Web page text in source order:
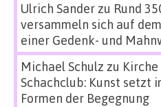
Ulrich Sanderzu Rund
versammeln sich auf
einer Gedenk- und
Michael Schulz zu
Schachclub: Kunst setzt
Formen der Begegnung